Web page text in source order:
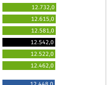
12.732,0
12.615,0
12.581,0
12.542,0
12.522,0
12.462,0